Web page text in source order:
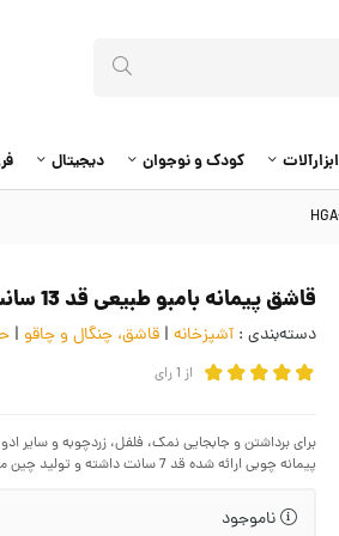
ابزارآلات کودک و نوجوان دیجیتال
قاشق پیمانه بامبو طبیعی قد 13 سانت برند TATA وارداتی HGA-012
دسته‌بندی : آشپزخانه | قاشق، چنگال و چاقو |
از 1رای
برای برداشتن و جابجایی نمک، فلفل، زردچوبه و سایر
پیمانه چوبی ارائه شده قد 7 سانت داشته و تولید چین می باشد.
ناموجود